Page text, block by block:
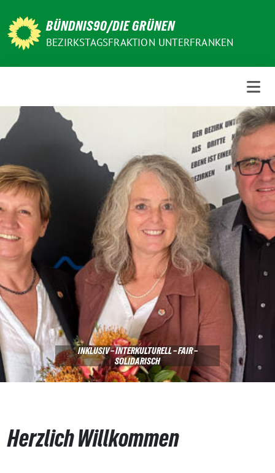
zum
Inhalt
BÜNDNIS90/DIE GRÜNEN
BEZIRKSTAGSFRAKTION UNTERFRANKEN
INKLUSIV – INTERKULTURELL – FAIR –
SOLIDARISCH
Herzlich Willkommen